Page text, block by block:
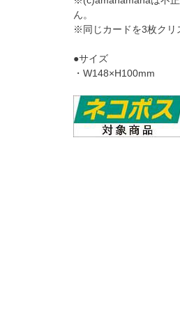
ん。
※同じカードを3枚クリ
●サイズ
・W148×H100mm